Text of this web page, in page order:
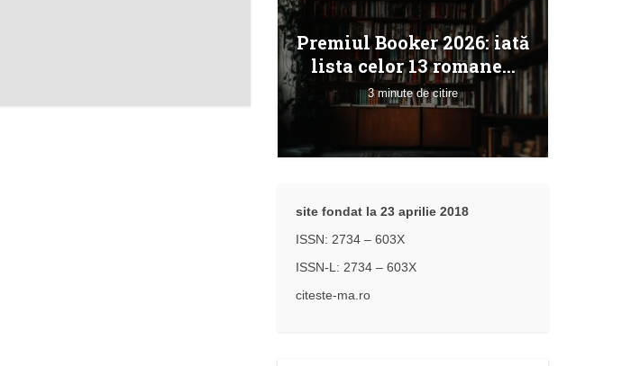
Premiul Booker 2026: iată
lista celor 13 romane...
3 minute de citire
site fondat la 23 aprilie 2018
ISSN: 2734 – 603X
ISSN-L: 2734 – 603X
citeste-ma.ro